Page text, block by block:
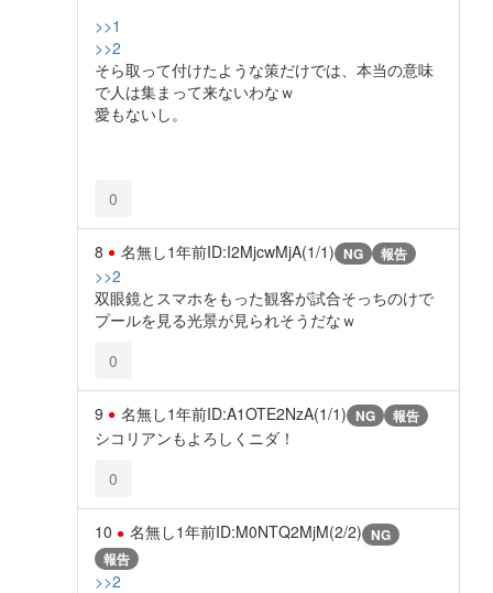
>>1
>>2
そら取って付けたような策だけでは、本当の意味
で人は集まって来ないわなｗ
愛もないし。
0
8 名無し1年前ID:I2MjcwMjA(1/1) NG 報告
>>2
双眼鏡とスマホをもった観客が試合そっちのけで
プールを見る光景が見られそうだなｗ
0
9 名無し1年前ID:A1OTE2NzA(1/1) NG 報告
シコリアンもよろしくニダ！
0
10 名無し1年前ID:M0NTQ2MjM(2/2) NG
報告
>>2